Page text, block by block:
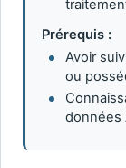
Prérequis :
Avoir
ou
données